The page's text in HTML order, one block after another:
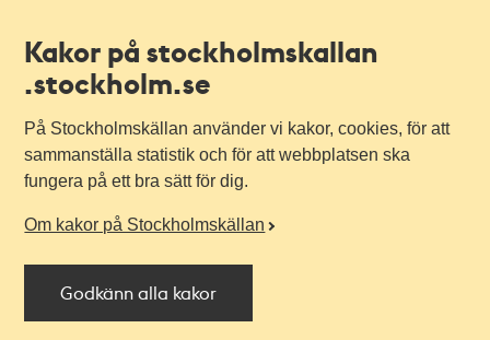
Kakor på stockholmskallan
.stockholm.se
På Stockholmskällan använder vi kakor, cookies, för att
sammanställa statistik och för att webbplatsen ska
fungera på ett bra sätt för dig.
Om kakor på Stockholmskällan
Godkänn alla kakor